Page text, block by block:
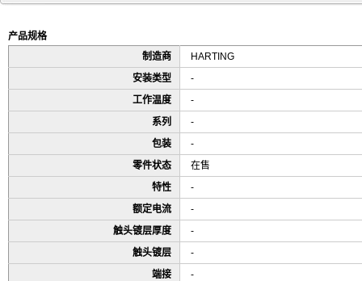
产品规格
制造商
HARTING
安装类型
-
工作温度
-
系列
-
包装
-
零件状态
在售
特性
-
额定电流
-
触头镀层厚度
-
触头镀层
-
端接
-